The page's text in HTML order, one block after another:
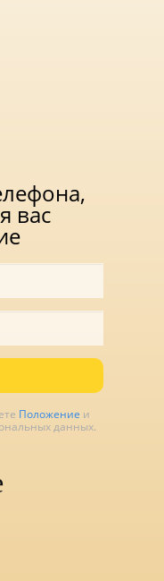
вас
Положение и
данных.